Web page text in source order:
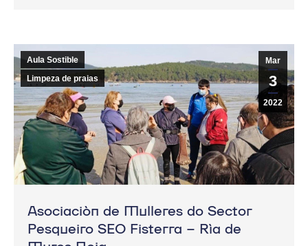
Mar
3
2022
Aula Sostible
Limpeza de praias
Asociación de Mulleres do Sector
Pesqueiro SEO Fisterra – Ría de